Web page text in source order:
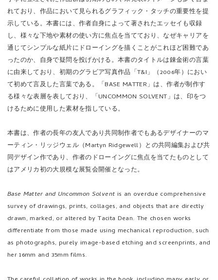
れており、作品において見られるグラフィック・タッチの重要性を提
示している。本書には、作者自身によって著されたエッセイも収録
し、様々な下地や素材の使い方に焦点を当てており、なぜキャリアを
通じてシンプルな紙片にドローイングを描くことがこれほど困難であ
ったのか、自身で疑問を投げかける。本書のタイトルは錬金術の言葉
に由来しており、初期のグラビア写真作品「T&I」（2006年）におい
て初めて言及した言葉である。「BASE MATTER」は、作者が制作す
る様々な表層を表しており、「UNCOMMON SOLVENT」は、印をつ
けるために使用した素材を指している。
本書は、作者の長年の友人であり共同制作者でもあるデザイナーのマ
ーティン・リッジウェル（Martyn Ridgewell）との共同編集および共
同デザイン作であり、作者のドローイングに焦点を当てたものとして
はアメリカ初の大規模な展覧会開催となった。
survey of drawings, prints, collages, and objects that are directly
drawn, marked, or altered by Tacita Dean. The chosen works
differentiate from those made using mechanical reproduction, such
as photographs, purely image-based etching and screenprints, and
her 16mm and 35mm films.